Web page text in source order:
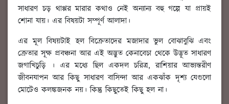
সাধারণ চড় থাপ্পর মারার কথাও নেই অন্যান্য বহু গল্পে যা প্রায়ই
শোনা যায়। এর বিষয়টা সম্পূর্ণ আলাদা।
এর মূল বিষয়টাই হল বিক্রেতাদের মজাদার ভুল বোঝাবুঝি এবং
ক্রেতার সূক্ষ প্রবঞ্চনা আর এই অদ্ভুত কেনাবেচা থেকে উদ্ভূত সাধারণ
জগাখিচুড়ি । এর মধ্যে ছিল একদল চরিত্র, রাশিয়ার আভ্যন্তরীণ
জীবনযাপন আর কিছু সাধারণ বাসিন্দা আর একঝাঁক দৃশ্য যেগুলো
মোটেও কলঙ্কজনক নয়। কিন্তু কিছুতেই কিছু হল না।